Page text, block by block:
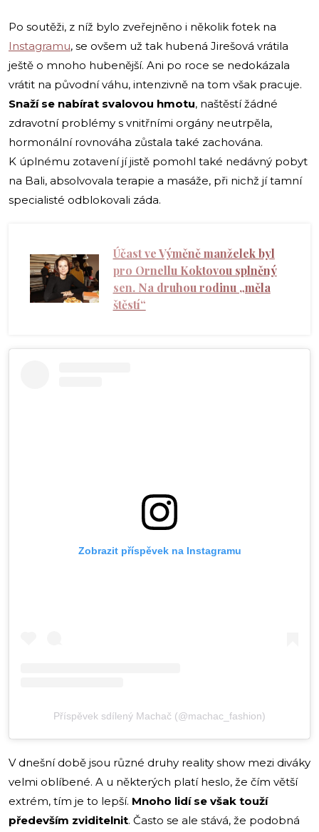
Po soutěži, z níž bylo zveřejněno i několik fotek na
Instagramu, se ovšem už tak hubená Jirešová vrátila
ještě o mnoho hubenější. Ani po roce se nedokázala
vrátit na původní váhu, intenzivně na tom však pracuje.
Snaží se nabírat svalovou hmotu, naštěstí žádné
zdravotní problémy s vnitřními orgány neutrpěla,
hormonální rovnováha zůstala také zachována.
K úplnému zotavení jí jistě pomohl také nedávný pobyt
na Bali, absolvovala terapie a masáže, při nichž jí tamní
specialisté odblokovali záda.
Účast ve Výměně manželek byl
pro Ornellu Koktovou splněný
sen. Na druhou rodinu „měla
štěstí“
Zobrazit příspěvek na Instagramu
Příspěvek sdílený Machač (@machac_fashion)
V dnešní době jsou různé druhy reality show mezi diváky
velmi oblíbené. A u některých platí heslo, že čím větší
extrém, tím je to lepší. Mnoho lidí se však touží
především zviditelnit. Často se ale stává, že podobná